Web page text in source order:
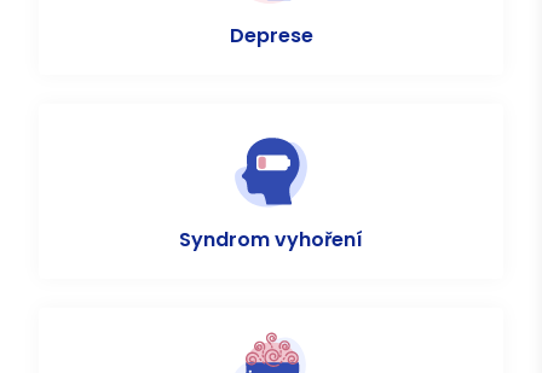
Deprese
Syndrom vyhoření